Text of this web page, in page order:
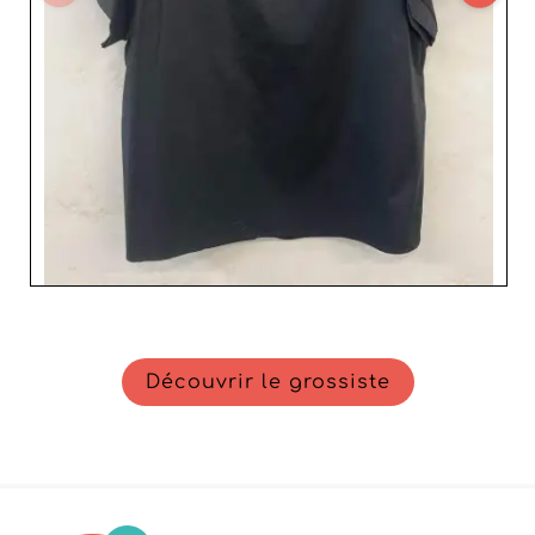
NewMilano via notre plateforme, vous bénéficiez non
seulement d'une gamme variée et de qualité, mais aussi
d'un soutien personnalisé à chaque étape de votre
parcours de revendeur. Faites confiance à NewMilano
pour vous aider à captiver votre marché cible et à
développer votre activité avec succès.
Découvrir le grossiste